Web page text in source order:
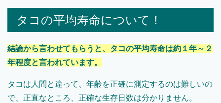
タコの平均寿命について！
結論から言わせてもらうと、タコの平均寿命は約１年～２
年程度と言われています。
タコは人間と違って、年齢を正確に測定するのは難しいの
で、正直なところ、正確な生存日数は分かりません。